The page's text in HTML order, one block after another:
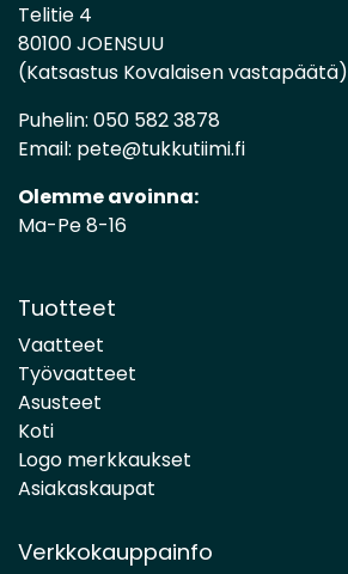
Telitie 4
80100 JOENSUU
(Katsastus Kovalaisen vastapäätä)
Puhelin: 050 582 3878
Email: pete@tukkutiimi.fi
Olemme avoinna:
Ma-Pe 8-16
Tuotteet
Vaatteet
Työvaatteet
Asusteet
Koti
Logo merkkaukset
Asiakaskaupat
Verkkokauppainfo